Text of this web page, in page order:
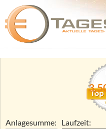
Zum
Anlagesumme:
Laufzeit: